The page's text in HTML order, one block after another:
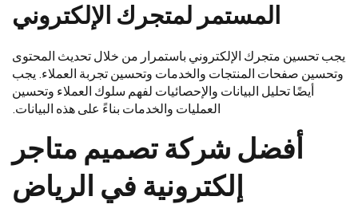
المستمر لمتجرك الإلكتروني
يجب تحسين متجرك الإلكتروني باستمرار من خلال تحديث المحتوى
وتحسين صفحات المنتجات والخدمات وتحسين تجربة العملاء. يجب
أيضًا تحليل البيانات والإحصائيات لفهم سلوك العملاء وتحسين
العمليات والخدمات بناءً على هذه البيانات.
أفضل شركة تصميم متاجر
إلكترونية في الرياض